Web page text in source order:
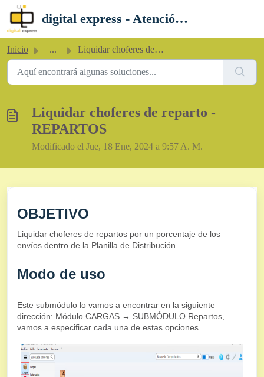
Saltar al contenido principal
digital express - Atención al Cliente
Inicio ... Liquidar choferes de reparto - REPARTOS
Liquidar choferes de reparto -
REPARTOS
Modificado el Jue, 18 Ene, 2024 a 9:57 A. M.
OBJETIVO
Liquidar choferes de repartos por un porcentaje de los
envíos dentro de la Planilla de Distribución.
Modo de uso
Este submódulo lo vamos a encontrar en la siguiente
dirección: Módulo CARGAS → SUBMÓDULO Repartos,
vamos a especificar cada una de estas opciones.